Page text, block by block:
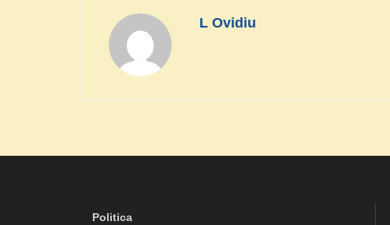
L Ovidiu
Politica